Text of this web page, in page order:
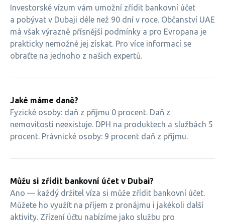
Investorské vízum vám umožní zřídit bankovní účet
a pobývat v Dubaji déle než 90 dní v roce. Občanství UAE
má však výrazně přísnější podmínky a pro Evropana je
prakticky nemožné jej získat. Pro více informací se
obraťte na jednoho z našich expertů.
Jaké máme daně?
Fyzické osoby: daň z příjmu 0 procent. Daň z
nemovitosti neexistuje. DPH na produktech a službách 5
procent. Právnické osoby: 9 procent daň z příjmu.
Můžu si zřídit bankovní účet v Dubai?
Ano — každý držitel víza si může zřídit bankovní účet.
Můžete ho využít na příjem z pronájmu i jakékoli další
aktivity. Zřízení účtu nabízíme jako službu pro